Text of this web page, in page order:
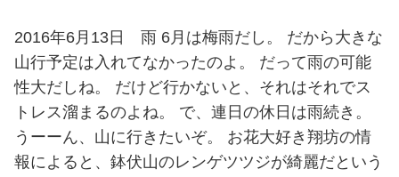
2016年6月13日 雨 6月は梅雨だし。 だから大きな
山行予定は入れてなかったのよ。 だって雨の可能
性大だしね。 だけど行かないと、それはそれでス
トレス溜まるのよね。 で、連日の休日は雨続き。
うーーん、山に行きたいぞ。 お花大好き翔坊の情
報によると、鉢伏山のレンゲツツジが綺麗だという